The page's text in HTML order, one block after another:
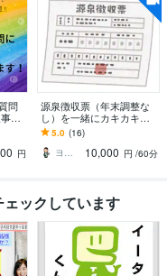
問
業
円
源泉徴収票（年末調整な
し）を一緒にカキカキし
ます 途中退社したスタッ
フさんの源泉徴収票が必
要な経営者さんへ
5.0 (16)
ヨガ税理士ママ
10,000 円 /60分
ックしています